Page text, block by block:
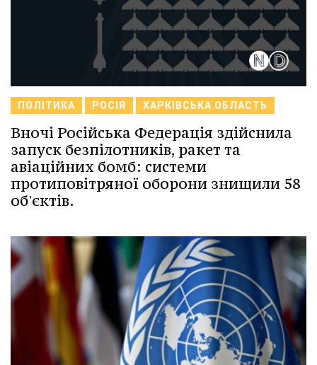
ПОЛІТИКА РОСІЯ ХАРКІВСЬКА ОБЛАСТЬ
Вночі Російська Федерація здійснила
запуск безпілотників, ракет та
авіаційних бомб: системи
протиповітряної оборони знищили 58
об'єктів.